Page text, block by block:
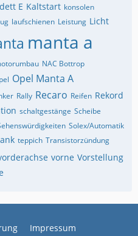
E Kaltstart konsolen
laufschienen Leistung Licht
manta a
NAC Bottrop
Opel Manta A
Rally Recaro Reifen Rekord
schaltgestänge Scheibe
Solex/Automatik
teppich Transistorzündung
vorne Vorstellung
Impressum